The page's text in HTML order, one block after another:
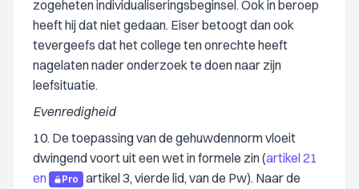
zogeheten individualiseringsbeginsel. Ook in beroep
heeft hij dat niet gedaan. Eiser betoogt dan ook
tevergeefs dat het college ten onrechte heeft
nagelaten nader onderzoek te doen naar zijn
leefsituatie.
Evenredigheid
10. De toepassing van de gehuwdennorm vloeit
dwingend voort uit een wet in formele zin (artikel 21
en
Pro
artikel 3, vierde lid, van de Pw). Naar de